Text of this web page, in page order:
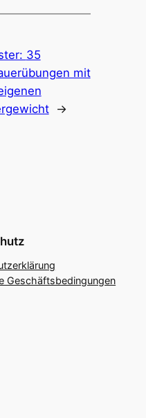
35
mit
→
Geschäftsbedingungen